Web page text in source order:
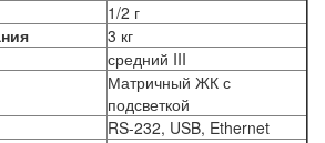
1/2 г
3 кг
средний III
Матричный ЖК с
подсветкой
RS-232, USB, Ethernet